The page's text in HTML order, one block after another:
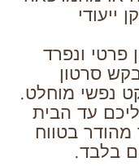
ייעודי
ונפרד
סרטון
נפשי מוחלט.
עד הבית
בטווח
בלבד.